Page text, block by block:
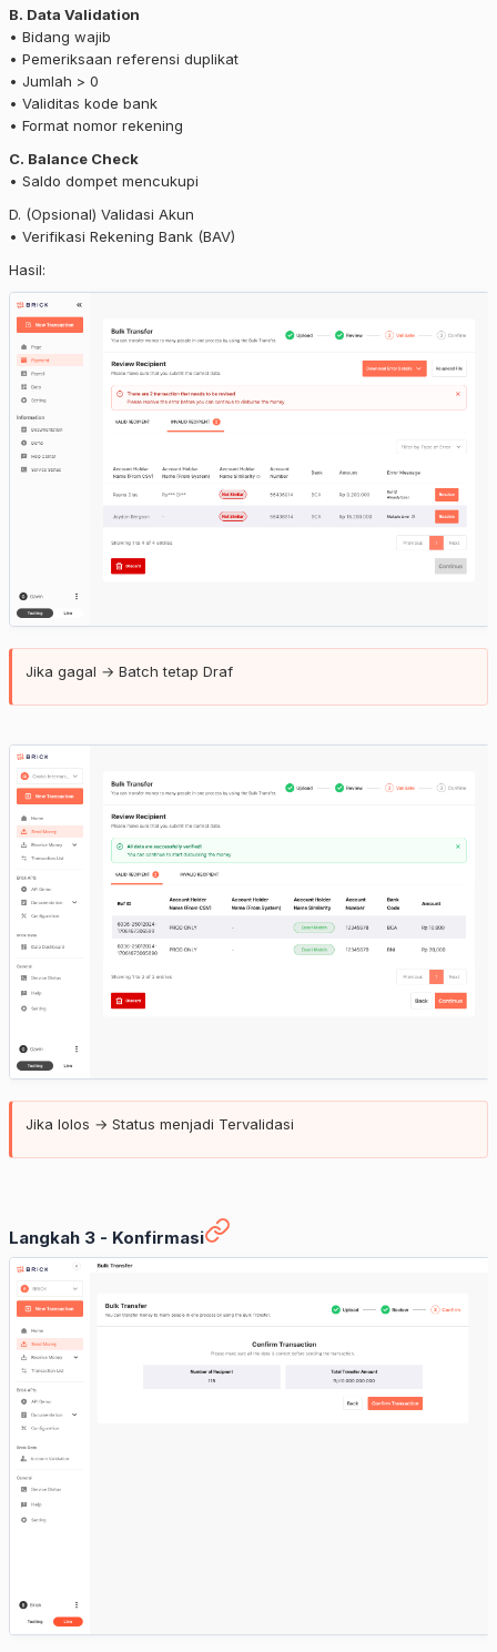
B. Data Validation
• Bidang wajib
• Pemeriksaan referensi duplikat
• Jumlah > 0
• Validitas kode bank
• Format nomor rekening
C. Balance Check
• Saldo dompet mencukupi
D. (Opsional) Validasi Akun
• Verifikasi Rekening Bank (BAV)
Hasil:
Jika gagal → Batch tetap Draf
Jika lolos → Status menjadi Tervalidasi
Langkah 3 - Konfirmasi